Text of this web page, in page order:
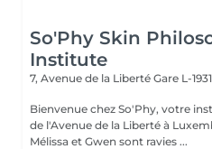
So'Phy Skin
Institute
7, Avenue de la Liberté Gare L-1931
Bienvenue chez So'Phy, votre
de l'Avenue de la Liberté à Luxembourg. Sophie,
Mélissa et Gwen sont ravies ...